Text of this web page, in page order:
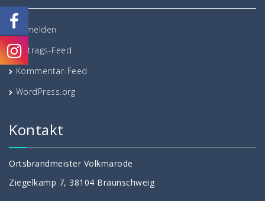
Anmelden
Eintrags-Feed
Kommentar-Feed
WordPress.org
Kontakt
Ortsbrandmeister Volkmarode
Ziegelkamp 7, 38104 Braunschweig